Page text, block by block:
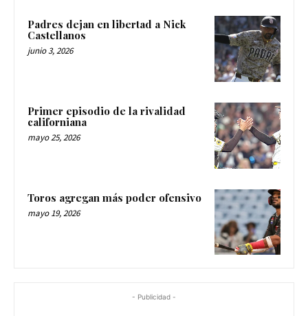
Padres dejan en libertad a Nick
Castellanos
junio 3, 2026
Primer episodio de la rivalidad
californiana
mayo 25, 2026
Toros agregan más poder ofensivo
mayo 19, 2026
- Publicidad -